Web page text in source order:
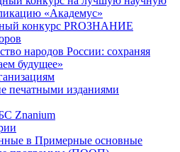
«Академус»
конкурс PROЗНАНИЕ
народов России: сохраняя
будущее»
печатными изданиями
Znanium
в Примерные основные